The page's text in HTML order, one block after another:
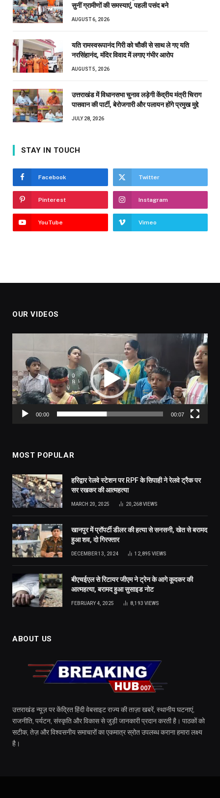
सुनीं ग्रामीणों की समस्याएं, पहली पसंद बने
AUGUST 6, 2026
यति रामस्वरूपानंद गिरी को चौकी से साथ ले गए यति
नरसिंहानंद, मंदिर विवाद में लगाए गंभीर आरोप
AUGUST 5, 2026
उत्तराखंड में विधानसभा चुनाव लड़ेगी केंद्रीय मंत्री चिराग
पासवान की पार्टी, बेरोजगारी और पलायन होंगे प्रमुख मुद्दे
JULY 28, 2026
STAY IN TOUCH
Facebook Twitter
Pinterest Instagram
YouTube Vimeo
OUR VIDEOS
00:00 00:07
MOST POPULAR
हरिद्वार रेलवे स्टेशन पर RPF के सिपाही ने रेलवे ट्रैक पर
सर रखकर की आत्महत्या
MARCH 20, 2025 20,268VIEWS
खानपुर में प्रॉपर्टी डीलर की हत्या से सनसनी, खेत से बरामद
हुआ शव, दो गिरफ्तार
DECEMBER 13, 2024 12,895 VIEWS
बीएचईएल से रिटायर जीएम ने ट्रेन के आगे कूदकर की
आत्महत्या, बरामद हुआ सुसाइड नोट
FEBRUARY 4, 2025 8,193 VIEWS
ABOUT US
उत्तराखंड न्यूज़ पर केंद्रित हिंदी वेबसाइट राज्य की ताज़ा खबरें, स्थानीय घटनाएं,
राजनीति, पर्यटन, संस्कृति और विकास से जुड़ी जानकारी प्रदान करती है। पाठकों को
सटीक, तेज़ और विश्वसनीय समाचारों का एकमात्र स्रोत उपलब्ध कराना हमारा लक्ष्य
है।